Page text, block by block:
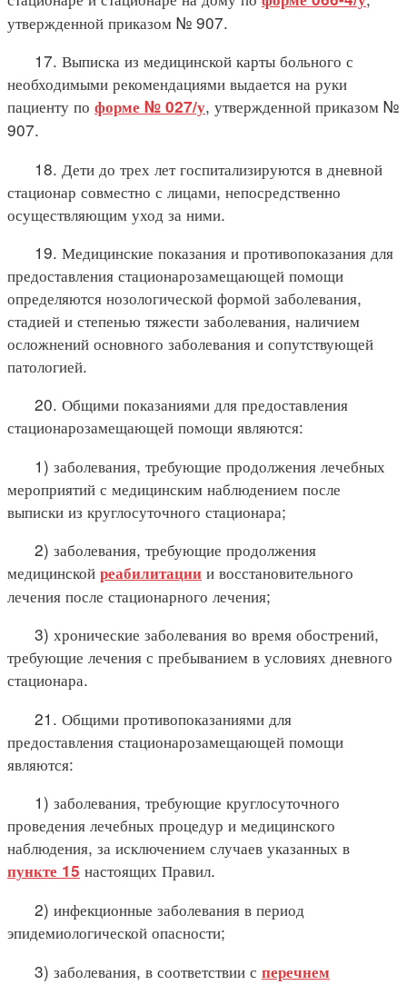
утвержденной приказом № 907.
17. Выписка из медицинской карты больного с
необходимыми рекомендациями выдается на руки
пациенту по форме № 027/у, утвержденной приказом №
907.
18. Дети до трех лет госпитализируются в дневной
стационар совместно с лицами, непосредственно
осуществляющим уход за ними.
19. Медицинские показания и противопоказания для
предоставления стационарозамещающей помощи
определяются нозологической формой заболевания,
стадией и степенью тяжести заболевания, наличием
осложнений основного заболевания и сопутствующей
патологией.
20. Общими показаниями для предоставления
стационарозамещающей помощи являются:
1) заболевания, требующие продолжения лечебных
мероприятий с медицинским наблюдением после
выписки из круглосуточного стационара;
2) заболевания, требующие продолжения
медицинской реабилитации и восстановительного
лечения после стационарного лечения;
3) хронические заболевания во время обострений,
требующие лечения с пребыванием в условиях дневного
стационара.
21. Общими противопоказаниями для
предоставления стационарозамещающей помощи
являются:
1) заболевания, требующие круглосуточного
проведения лечебных процедур и медицинского
наблюдения, за исключением случаев указанных в
пункте 15 настоящих Правил.
2) инфекционные заболевания в период
эпидемиологической опасности;
3) заболевания, в соответствии с перечнем